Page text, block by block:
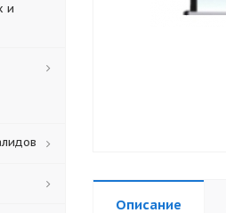
Описание
и